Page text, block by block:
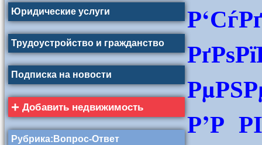
Юридические услуги
Трудоустройство и гражданство
Подписка на новости
+ Добавить недвижимость
Рубрика:Вопрос-Ответ
Р’Р